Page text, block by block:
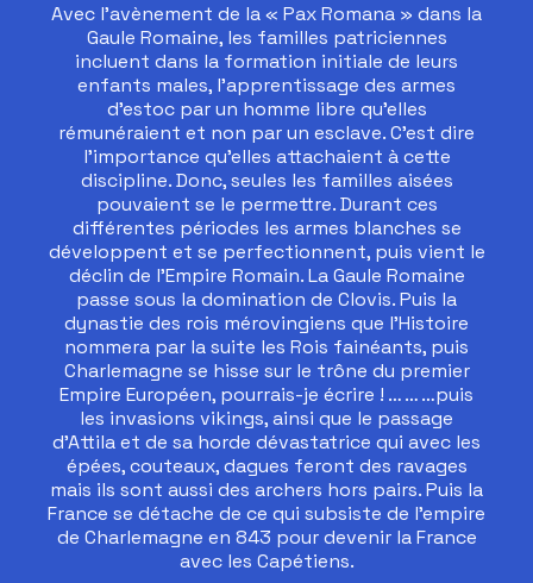
Avec l’avènement de la « Pax Romana » dans la
Gaule Romaine, les familles patriciennes
incluent dans la formation initiale de leurs
enfants males, l’apprentissage des armes
d’estoc par un homme libre qu’elles
rémunéraient et non par un esclave. C’est dire
l’importance qu’elles attachaient à cette
discipline. Donc, seules les familles aisées
pouvaient se le permettre. Durant ces
différentes périodes les armes blanches se
développent et se perfectionnent, puis vient le
déclin de l’Empire Romain. La Gaule Romaine
passe sous la domination de Clovis. Puis la
dynastie des rois mérovingiens que l’Histoire
nommera par la suite les Rois fainéants, puis
Charlemagne se hisse sur le trône du premier
Empire Européen, pourrais-je écrire ! … … …puis
les invasions vikings, ainsi que le passage
d’Attila et de sa horde dévastatrice qui avec les
épées, couteaux, dagues feront des ravages
mais ils sont aussi des archers hors pairs. Puis la
France se détache de ce qui subsiste de l’empire
de Charlemagne en 843 pour devenir la France
avec les Capétiens.